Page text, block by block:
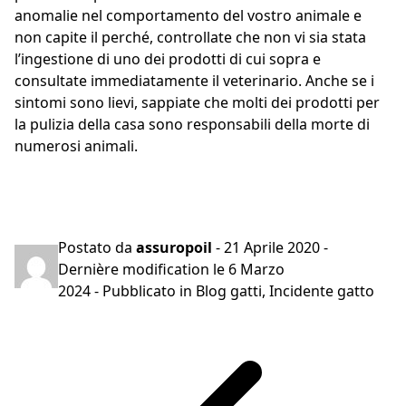
anomalie nel comportamento del vostro animale e
non capite il perché, controllate che non vi sia stata
l’ingestione di uno dei prodotti di cui sopra e
consultate immediatamente il veterinario. Anche se i
sintomi sono lievi, sappiate che molti dei prodotti per
la pulizia della casa sono responsabili della morte di
numerosi animali.
Postato da assuropoil -21 Aprile 2020-
Dernière modification le 6 Marzo
2024- Pubblicato in Blog gatti, Incidente gatto